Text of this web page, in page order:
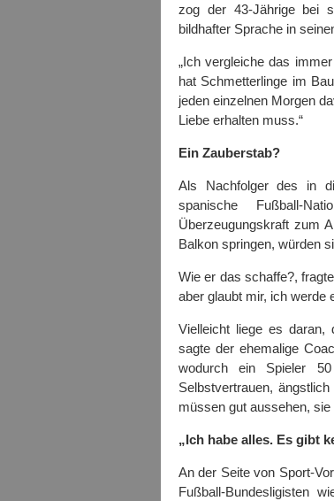
zog der 43-Jährige bei
bildhafter Sprache in
„Ich vergleiche das
hat Schmetterlinge im
jeden einzelnen Morgen
Liebe erhalten muss.“
Ein Zauberstab?
Als Nachfolger des in
spanische Fußball-
Überzeugungskraft zum
Balkon springen, würden
Wie er das schaffe?,
aber glaubt mir, ich werde
Vielleicht liege es daran,
sagte der ehemalige
wodurch ein Spieler
Selbstvertrauen,
müssen gut aussehen,
„Ich habe alles. Es gibt
An der Seite von Sport-
Fußball-Bundesligisten